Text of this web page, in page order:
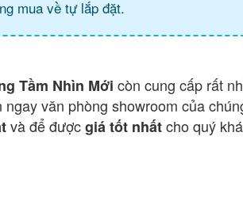
mua về tự lắp đặt.
Tầm Nhìn Mới còn cung cấp rất
ngay văn phòng showroom của
và để đượcgiá tốt nhấtcho quý